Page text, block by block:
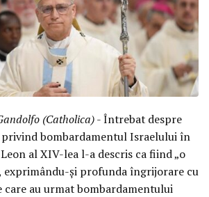
(Catholica)- Întrebat despre
bombardamentul Israelului în
al XIV-lea l-a descris ca fiind „o
exprimându-și profunda îngrijorare cu
au urmat bombardamentului